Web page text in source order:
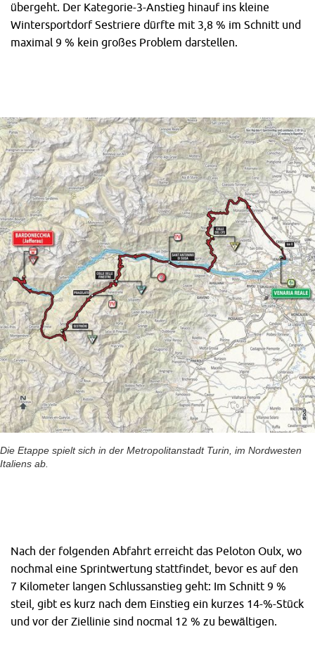
übergeht. Der Kategorie-3-Anstieg hinauf ins kleine
Wintersportdorf Sestriere dürfte mit 3,8 % im Schnitt und
maximal 9 % kein großes Problem darstellen.
Die Etappe spielt sich in der Metropolitanstadt Turin, im Nordwesten
Italiens ab.
Nach der folgenden Abfahrt erreicht das Peloton Oulx, wo
nochmal eine Sprintwertung stattfindet, bevor es auf den
7 Kilometer langen Schlussanstieg geht: Im Schnitt 9 %
steil, gibt es kurz nach dem Einstieg ein kurzes 14-%-Stück
und vor der Ziellinie sind nocmal 12 % zu bewältigen.